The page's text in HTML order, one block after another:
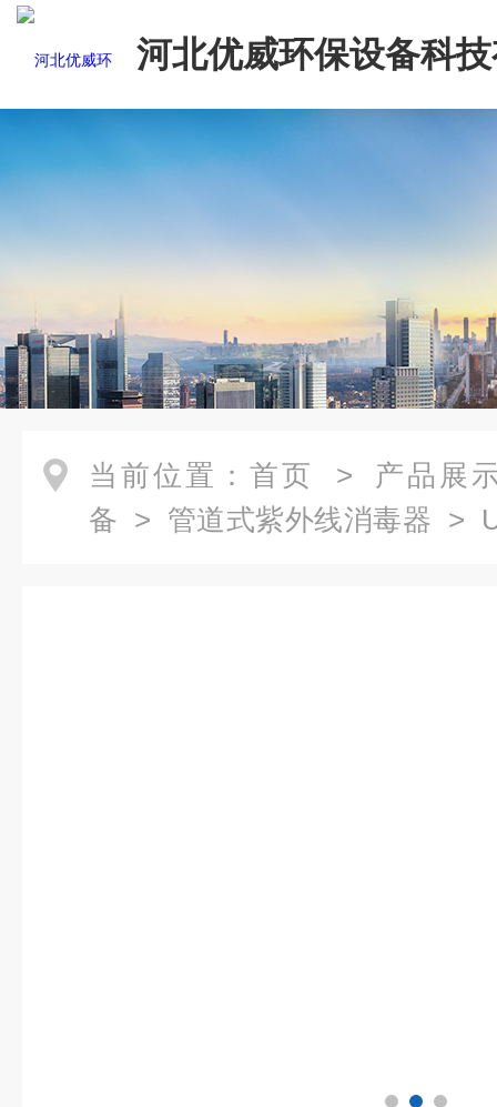
河北优威环保设备科
司
当前位置： 首页 > 产品展
备 > 管道式紫外线消毒器 >